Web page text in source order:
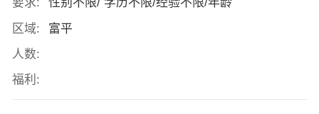
区域:
富平
人数:
福利: